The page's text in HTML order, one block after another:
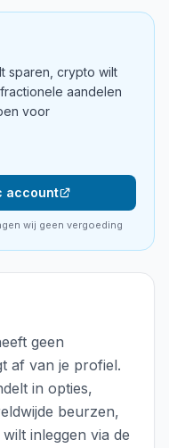
sparen, crypto wilt
aandelen
voor
account
wij geen vergoeding
geen
af van je profiel.
in opties,
beurzen,
inleggen via de